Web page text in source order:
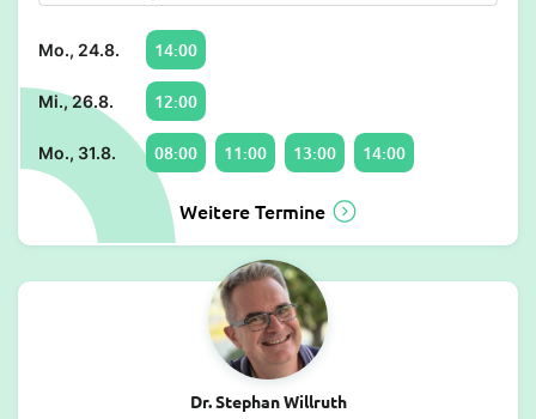
Mo., 24.8. 14:00
Mi., 26.8. 12:00
Mo., 31.8. 08:00 11:00 13:00 14:00
Weitere Termine
Dr. Stephan Willruth